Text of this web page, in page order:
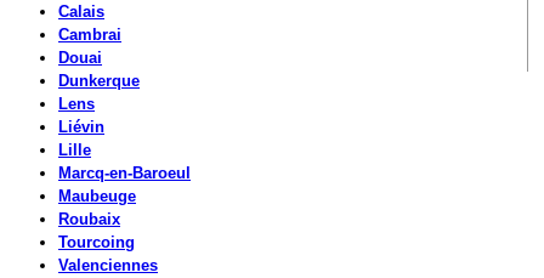
Calais
Cambrai
Douai
Dunkerque
Lens
Liévin
Lille
Marcq-en-Baroeul
Maubeuge
Roubaix
Tourcoing
Valenciennes